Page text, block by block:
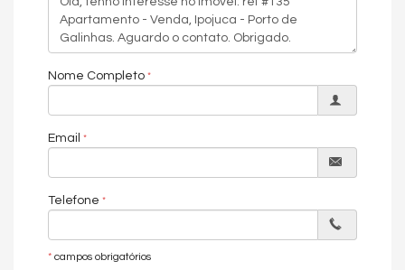
1 elevador
Localização: Rua da Esperança, 180, Porto de Galinhas - PE
Características do Empreendimento
Salão de Festas
Espaço Gourmet
Portaria 24h
Captação de Água
Piscina Infantil
Bicicletário
Câmeras de Segurança
RoofTop
Nome Completo
Email
Telefone
* campos obrigatórios